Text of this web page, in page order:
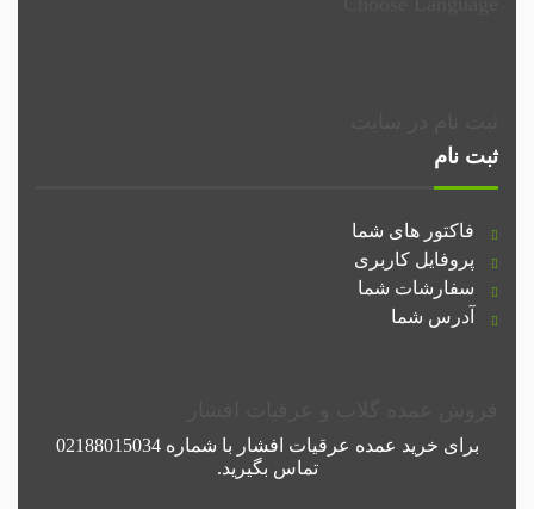
ثبت نام
فاکتور های شما
پروفایل کاربری
سفارشات شما
آدرس شما
برای خرید عمده عرقیات افشار با شماره02188015034
تماس بگیرید.